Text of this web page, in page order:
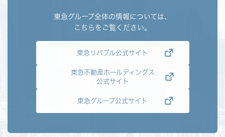
東急グループ全体の情報については、
こちらをご覧ください。
東急リバブル公式サイト
東急不動産ホールディングス
公式サイト
東急グループ公式サイト